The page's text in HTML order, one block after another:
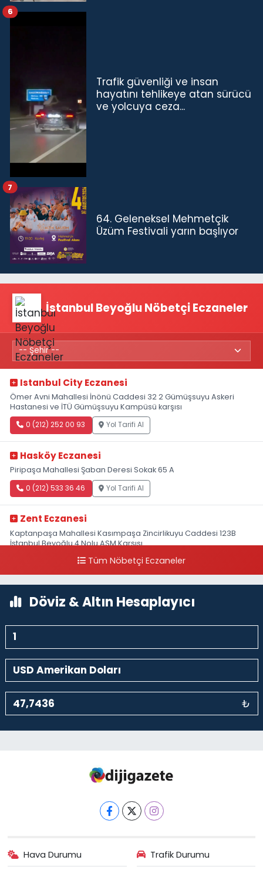
Trafik güvenliği ve insan
hayatını tehlikeye atan sürücü
ve yolcuya ceza...
6
64. Geleneksel Mehmetçik
Üzüm Festivali yarın başlıyor
7
İstanbul Beyoğlu Nöbetçi Eczaneler
Istanbul City Eczanesi
Ömer Avni Mahallesi İnönü Caddesi 32 2 Gümüşsuyu Askeri
Hastanesi ve İTÜ Gümüşsuyu Kampüsü karşısı
0 (212) 252 00 93 Yol Tarifi Al
Hasköy Eczanesi
Piripaşa Mahallesi Şaban Deresi Sokak 65 A
0 (212) 533 36 46 Yol Tarifi Al
Zent Eczanesi
Kaptanpaşa Mahallesi Kasımpaşa Zincirlikuyu Caddesi 123B
İstanbul Beyoğlu 4 Nolu ASM Karşısı
0 (212) 297 96 92 Yol Tarifi Al
Tüm Nöbetçi Eczaneler
Döviz & Altın Hesaplayıcı
₺
Hava Durumu Trafik Durumu